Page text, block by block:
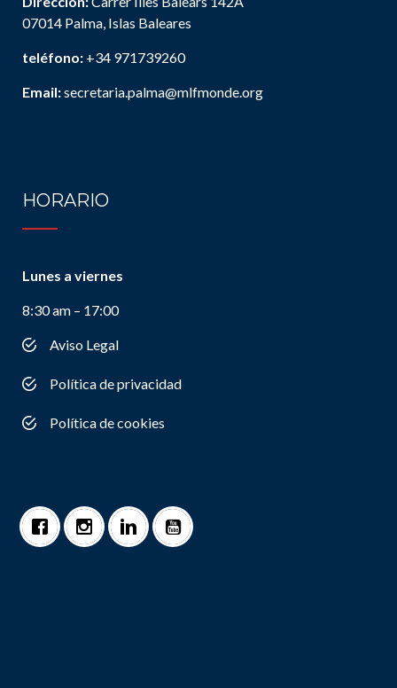
07014 Palma, Islas Baleares
teléfono: +34 971739260
Email:secretaria.palma@mlfmonde.org
HORARIO
Lunes a viernes
8:30 am – 17:00
Aviso Legal
Política de privacidad
Política de cookies